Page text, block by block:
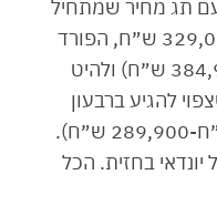
תג מחיר שמתחיל
ב-299,000 ש״ח ומסתיים ב-329,000 ש״ח, הפורד
אקספלורר (334,900 ש״ח-384,900 ש״ח) ולהיט
להגיע ברבעון
הראשון של 2021 (304,900 ש״ח-289,900 ש״ח).
בחזית. הכל